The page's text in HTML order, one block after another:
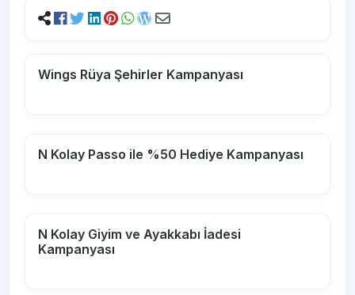
Wings Rüya Şehirler Kampanyası
N Kolay Passo ile %50 Hediye Kampanyası
N Kolay Giyim ve Ayakkabı İadesi
Kampanyası